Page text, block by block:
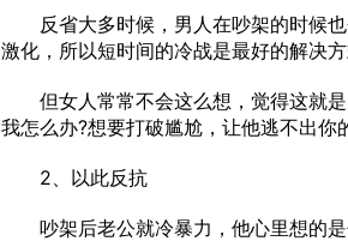
反省大多时候，男人在吵架的时候也
激化，所以短时间的冷战是最好的解决
但女人常常不会这么想，觉得这就是
我怎么办?想要打破尴尬，让他逃不出你
2、以此反抗
吵架后老公就冷暴力，他心里想的是